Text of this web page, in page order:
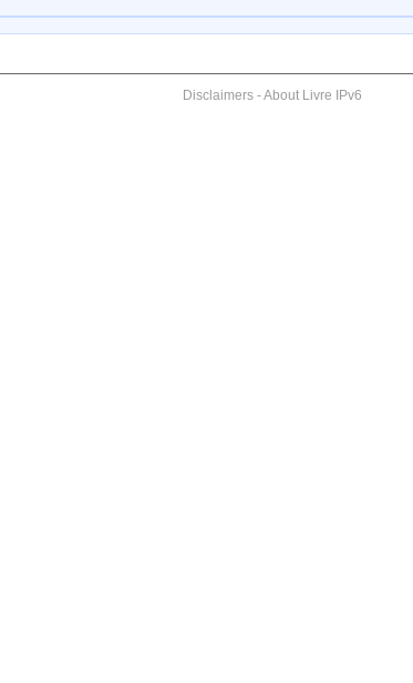
Disclaimers-About Livre IPv6